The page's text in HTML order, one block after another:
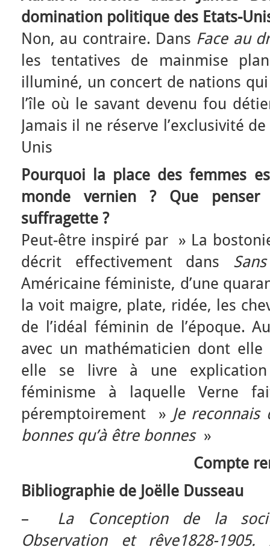
domination politique des Etats-
Non, au contraire. Dans Face au
les tentatives de mainmise
illuminé, un concert de nations qui
l’île où le savant devenu fou
Jamais il ne réserve l’exclusivité
Unis
Pourquoi la place des femmes
monde vernien ? Que
suffragette ?
Peut-être inspiré par » La
décrit effectivement dans
Américaine féministe, d’une
la voit maigre, plate, ridée, les
de l’idéal féminin de l’époque.
avec un mathématicien dont elle
elle se livre à une
féminisme à laquelle Verne
péremptoirement » Je
bonnes qu’à être bonnes»
Compte
Bibliographie de Joëlle Dusseau
– La Conception de la
Observation et rêve1828-